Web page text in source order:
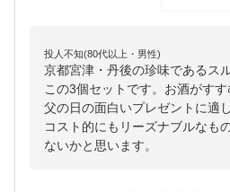
投人不知(80代以上・男性)
京都宮津・丹後の珍味であるス
この3個セットです。お酒がすす
父の日の面白いプレゼントに適
コスト的にもリーズナブルなも
ないかと思います。